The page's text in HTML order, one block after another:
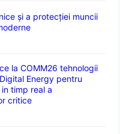
și a protecției muncii
la COMM26 tehnologii
Energy pentru
timp real a
critice